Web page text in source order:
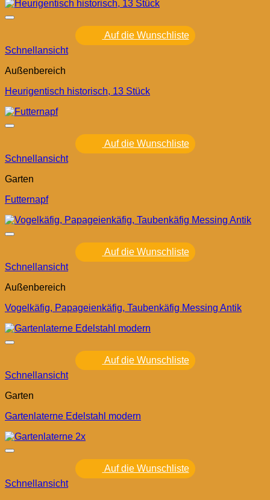
Auf die Wunschliste
Schnellansicht
Außenbereich
Heurigentisch historisch, 13 Stück
Auf die Wunschliste
Schnellansicht
Garten
Futternapf
Auf die Wunschliste
Schnellansicht
Außenbereich
Vogelkäfig, Papageienkäfig, Taubenkäfig Messing Antik
Auf die Wunschliste
Schnellansicht
Garten
Gartenlaterne Edelstahl modern
Auf die Wunschliste
Schnellansicht